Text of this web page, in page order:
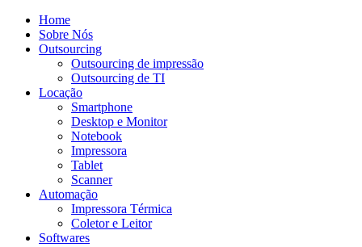
Home
Sobre Nós
Outsourcing
Outsourcing de impressão
Outsourcing de TI
Locação
Smartphone
Desktop e Monitor
Notebook
Impressora
Tablet
Scanner
Automação
Impressora Térmica
Coletor e Leitor
Softwares